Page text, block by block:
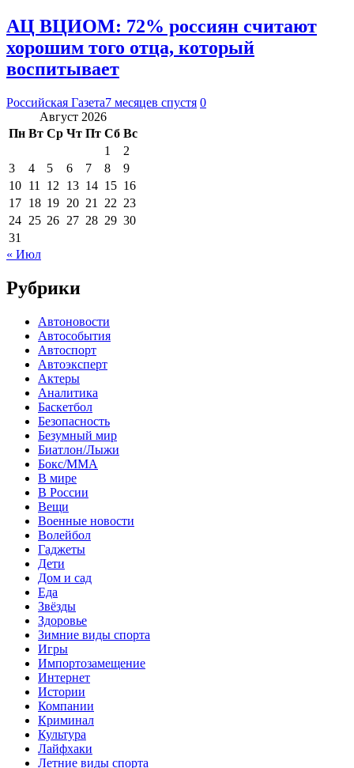
АЦ ВЦИОМ: 72% россиян считают
хорошим того отца, который
воспитывает
Российская Газета7 месяцев спустя 0
Август 2026
Пн Вт Ср Чт Пт Сб Вс
1
2
3
4 5 6 7 8
9
10 11 12 13 14 15 16
17 18 19 20 21 22 23
24 25 26 27 28 29 30
31
« Июл
Рубрики
Автоновости
Автособытия
Автоспорт
Автоэксперт
Актеры
Аналитика
Баскетбол
Безопасность
Безумный мир
Биатлон/Лыжи
Бокс/MMA
В мире
В России
Вещи
Военные новости
Волейбол
Гаджеты
Дети
Дом и сад
Еда
Звёзды
Здоровье
Зимние виды спорта
Игры
Импортозамещение
Интернет
Истории
Компании
Криминал
Культура
Лайфхаки
Летние виды спорта